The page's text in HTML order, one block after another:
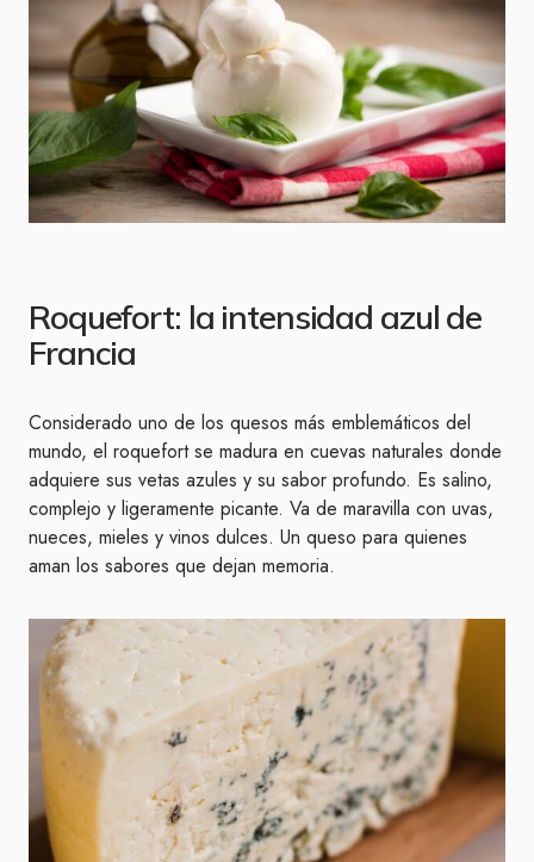
Roquefort: la intensidad azul de
Francia
Considerado uno de los quesos más emblemáticos del
mundo, el roquefort se madura en cuevas naturales donde
adquiere sus vetas azules y su sabor profundo. Es salino,
complejo y ligeramente picante. Va de maravilla con uvas,
nueces, mieles y vinos dulces. Un queso para quienes
aman los sabores que dejan memoria.